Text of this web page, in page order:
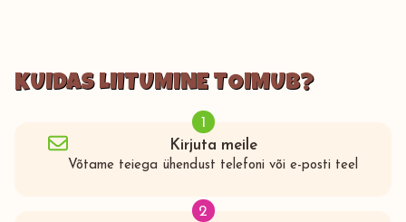
KUIDAS LIITUMINE TOIMUB?
1
Kirjuta meile
Võtame teiega ühendust telefoni või e-posti teel
2